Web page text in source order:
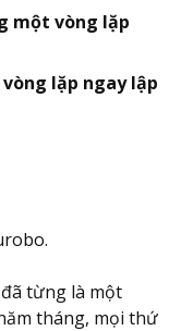
một vòng lặp
lặp ngay lập
từng là một
tháng, mọi thứ